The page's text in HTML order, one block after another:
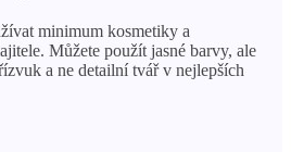
minimum kosmetiky a
Můžete použít jasné barvy, ale
a ne detailní tvář v nejlepších